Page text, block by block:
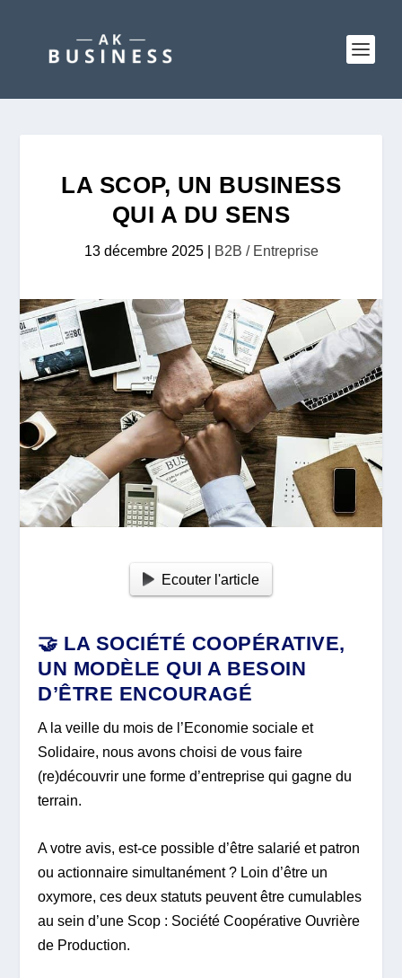
LA SCOP, UN BUSINESS
QUI A DU SENS
13 décembre 2025| B2B / Entreprise
Ecouter l'article
🤝 LA SOCIÉTÉ COOPÉRATIVE,
UN MODÈLE QUI A BESOIN
D’ÊTRE ENCOURAGÉ
A la veille du mois de l’Economie sociale et
Solidaire, nous avons choisi de vous faire
(re)découvrir une forme d’entreprise qui gagne du
terrain.
A votre avis, est-ce possible d’être salarié et patron
ou actionnaire simultanément ? Loin d’être un
oxymore, ces deux statuts peuvent être cumulables
au sein d’une Scop : Société Coopérative Ouvrière
de Production.